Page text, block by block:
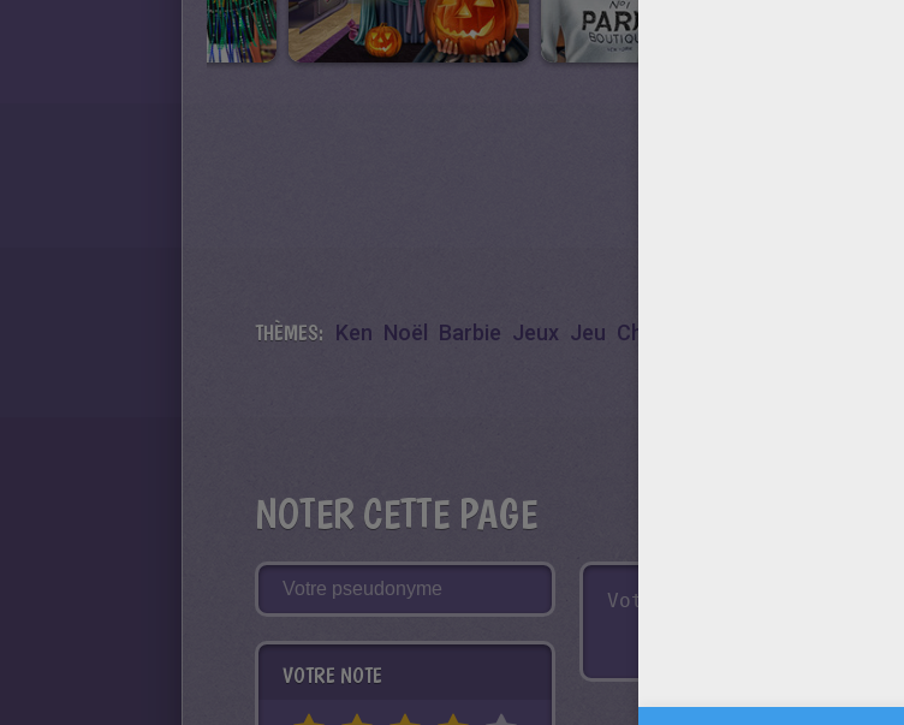
THÈMES: Ken Noël Barbie Jeux Jeu Christmas
NOTER CETTE PAGE
VOTRE NOTE